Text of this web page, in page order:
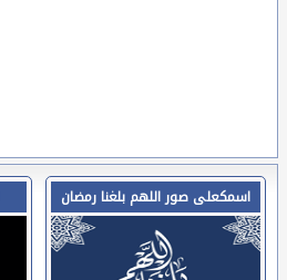
اسمكعلى صور اللهم بلغنا رمضان